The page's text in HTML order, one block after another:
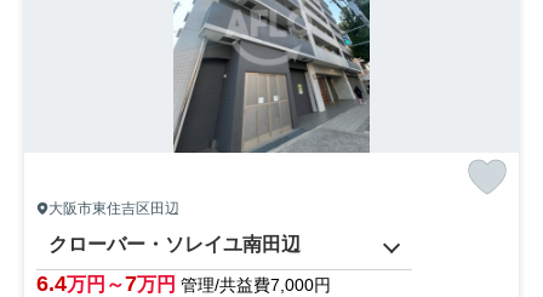
大阪市東住吉区田辺
クローバー・ソレイユ南田辺
6.4万円～7万円 管理/共益費7,000円